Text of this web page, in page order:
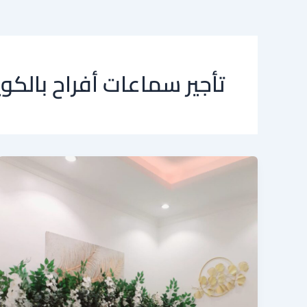
تأجير سماعات أفراح